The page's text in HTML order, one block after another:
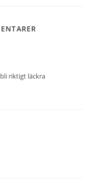
riktigt läckra